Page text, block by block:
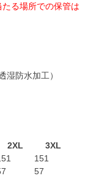
る場所での保管は
湿防水加工）
2XL
3XL
151
57